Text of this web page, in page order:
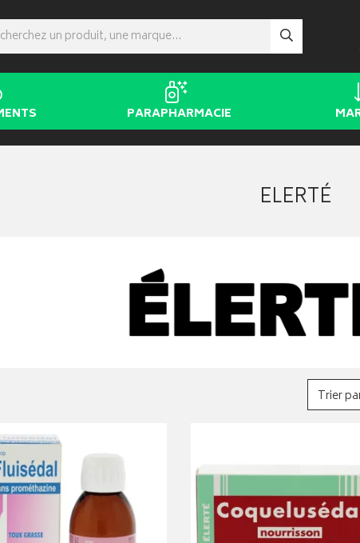
PARAPHARMACIE
ELERTÉ
Trier